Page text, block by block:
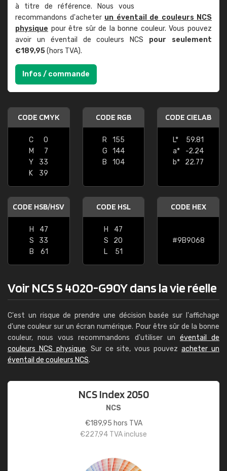
à titre de référence. Nous vous
recommandons d'acheter un éventail de couleurs NCS
physique pour être sûr de la bonne couleur. Vous pouvez
avoir un éventail de couleurs NCS pour seulement
€189,95(hors TVA).
Infos / commande
CODE CMYK
C
0
M
7
Y
33
K
39
CODE RGB
R
155
G
144
B
104
CODE CIELAB
L*
59.81
a*
-2.24
b*
22.77
CODE HSB/HSV
H
47
S
33
B
61
CODE HSL
H
47
S
20
L
51
CODE HEX
#9B9068
Voir NCS S 4020-G90Y dans la vie réelle
C'est un risque de prendre une décision basée sur l'affichage
d'une couleur sur un écran numérique. Pour être sûr de la bonne
couleur, nous vous recommandons d'utiliser un éventail de
couleurs NCS physique. Sur ce site, vous pouvezacheter un
éventail de couleurs NCS.
NCS Index 2050
NCS
€189,95 hors TVA
€227,94 TVA incluse